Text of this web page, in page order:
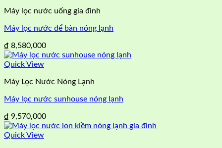
Máy lọc nước uống gia đình
Máy lọc nước để bàn nóng lạnh
₫ 8,580,000
Quick View
Máy Lọc Nước Nóng Lạnh
Máy lọc nước sunhouse nóng lạnh
₫ 9,570,000
Quick View